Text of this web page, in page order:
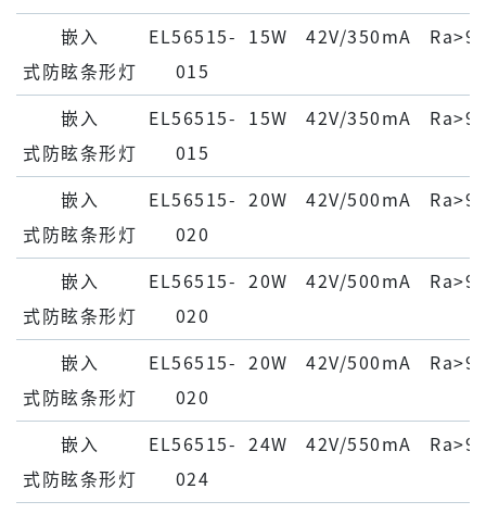
嵌⼊
式防眩条形灯
EL56515-
015
15W 42V/350mA
嵌⼊
式防眩条形灯
EL56515-
015
15W 42V/350mA
嵌⼊
式防眩条形灯
EL56515-
020
20W 42V/500mA
嵌⼊
式防眩条形灯
EL56515-
020
20W 42V/500mA
嵌⼊
式防眩条形灯
EL56515-
020
20W 42V/500mA
嵌⼊
式防眩条形灯
EL56515-
024
24W 42V/550mA